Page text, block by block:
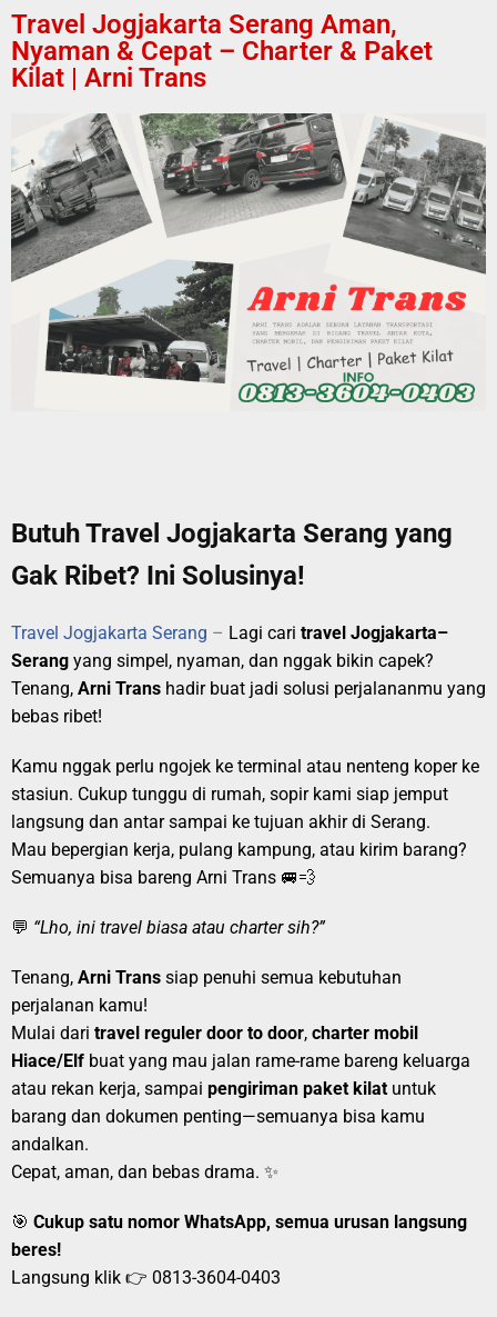
Travel Jogjakarta Serang Aman,
Nyaman & Cepat – Charter & Paket
Kilat | Arni Trans
Butuh Travel Jogjakarta Serang yang
Gak Ribet? Ini Solusinya!
Travel Jogjakarta Serang – Lagi cari travel Jogjakarta–
Serang yang simpel, nyaman, dan nggak bikin capek?
Tenang, Arni Trans hadir buat jadi solusi perjalananmu yang
bebas ribet!
Kamu nggak perlu ngojek ke terminal atau nenteng koper ke
stasiun. Cukup tunggu di rumah, sopir kami siap jemput
langsung dan antar sampai ke tujuan akhir di Serang.
Mau bepergian kerja, pulang kampung, atau kirim barang?
Semuanya bisa bareng Arni Trans 🚐💨
💬 “Lho, ini travel biasa atau charter sih?”
Tenang, Arni Trans siap penuhi semua kebutuhan
perjalanan kamu!
Mulai dari travel reguler door to door, charter mobil
Hiace/Elf buat yang mau jalan rame-rame bareng keluarga
atau rekan kerja, sampai pengiriman paket kilat untuk
barang dan dokumen penting—semuanya bisa kamu
andalkan.
Cepat, aman, dan bebas drama. ✨
🎯 Cukup satu nomor WhatsApp, semua urusan langsung
beres!
Langsung klik 👉 0813-3604-0403